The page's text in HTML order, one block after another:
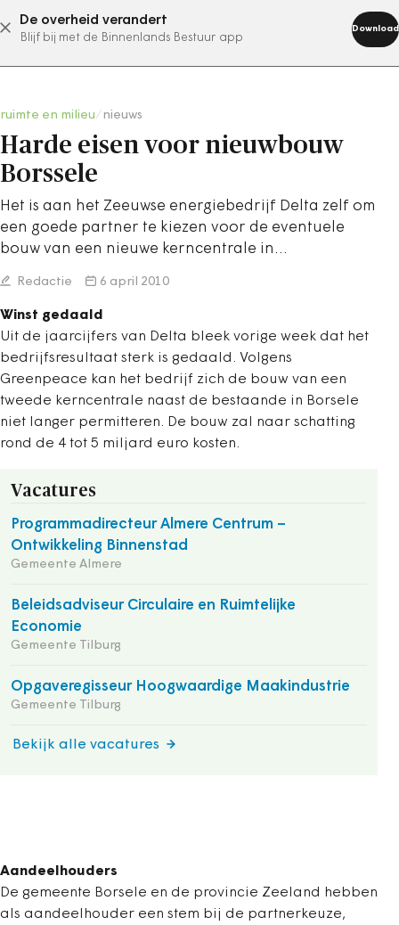
De overheid verandert
Blijf bij met de Binnenlands Bestuur app
Download
abonneer nu
ruimte en milieu nieuws
Harde eisen voor nieuwbouw
Borssele
Het is aan het Zeeuwse energiebedrijf Delta zelf om
een goede partner te kiezen voor de eventuele
bouw van een nieuwe kerncentrale in…
Redactie 6 april 2010
Winst gedaald
Uit de jaarcijfers van Delta bleek vorige week dat het
bedrijfsresultaat sterk is gedaald. Volgens
Greenpeace kan het bedrijf zich de bouw van een
tweede kerncentrale naast de bestaande in Borsele
niet langer permitteren. De bouw zal naar schatting
rond de 4 tot 5 miljard euro kosten.
Vacatures
Programmadirecteur Almere Centrum –
Ontwikkeling Binnenstad
Gemeente Almere
Beleidsadviseur Circulaire en Ruimtelijke
Economie
Gemeente Tilburg
Opgaveregisseur Hoogwaardige Maakindustrie
Gemeente Tilburg
Bekijk alle vacatures
Aandeelhouders
De gemeente Borsele en de provincie Zeeland hebben
als aandeelhouder een stem bij de partnerkeuze,